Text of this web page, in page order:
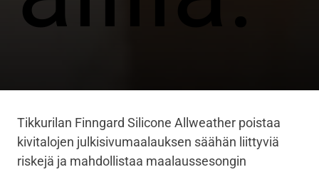
Tikkurilan Finngard Silicone Allweather poistaa
kivitalojen julkisivumaalauksen säähän liittyviä
riskejä ja mahdollistaa maalaussesongin